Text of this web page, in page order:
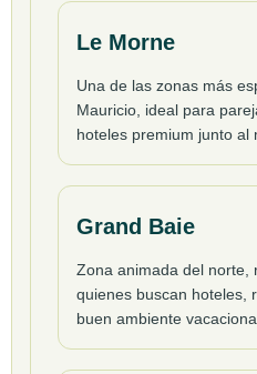
Le Morne
Una de las zonas más
Mauricio, ideal para
hoteles premium junto al
Grand Baie
Zona animada del norte,
quienes buscan hoteles,
buen ambiente